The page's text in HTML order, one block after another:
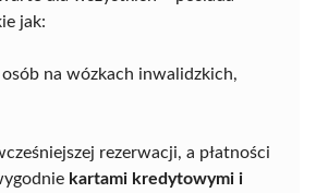
jak:
na wózkach inwalidzkich,
rezerwacji, a płatności
kartami kredytowymi i